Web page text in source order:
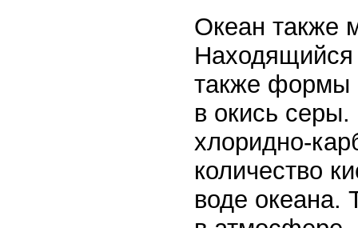
Океан также
Находящийся
также формы
в окись
хлоридно-
количество
воде океана.